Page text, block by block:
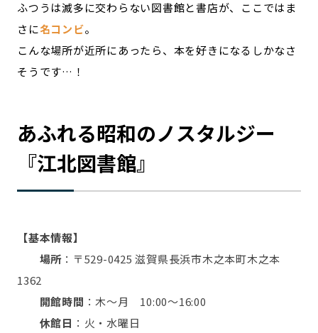
ふつうは滅多に交わらない図書館と書店が、ここではま
さに名コンビ。
こんな場所が近所にあったら、本を好きになるしかなさ
そうです…！
あふれる昭和のノスタルジー
『江北図書館』
【基本情報】
場所 ：〒529-0425 滋賀県長浜市木之本町木之本
1362
開館時間 ：木～月 10:00～16:00
休館日 ：火・水曜日